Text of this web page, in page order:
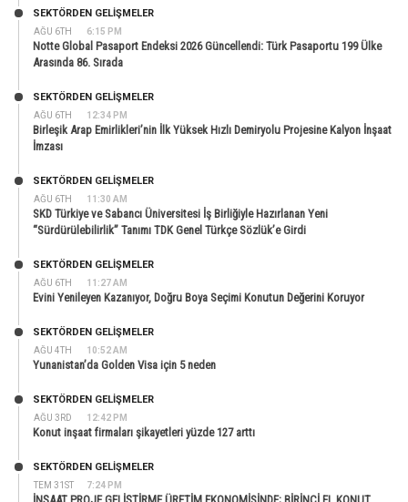
AĞU 6TH 6:15 PM
SEKTÖRDEN GELIŞMELER
Notte Global Pasaport Endeksi 2026 Güncellendi: Türk Pasaportu 199 Ülke
Arasında 86. Sırada
AĞU 6TH 12:34 PM
SEKTÖRDEN GELIŞMELER
Birleşik Arap Emirlikleri’nin İlk Yüksek Hızlı Demiryolu Projesine Kalyon İnşaat
İmzası
AĞU 6TH 11:30 AM
SEKTÖRDEN GELIŞMELER
SKD Türkiye ve Sabancı Üniversitesi İş Birliğiyle Hazırlanan Yeni
“Sürdürülebilirlik” Tanımı TDK Genel Türkçe Sözlük’e Girdi
AĞU 6TH 11:27 AM
SEKTÖRDEN GELIŞMELER
Evini Yenileyen Kazanıyor, Doğru Boya Seçimi Konutun Değerini Koruyor
AĞU 4TH 10:52 AM
SEKTÖRDEN GELIŞMELER
Yunanistan’da Golden Visa için 5 neden
AĞU 3RD 12:42 PM
SEKTÖRDEN GELIŞMELER
Konut inşaat firmaları şikayetleri yüzde 127 arttı
TEM 31ST 7:24 PM
SEKTÖRDEN GELIŞMELER